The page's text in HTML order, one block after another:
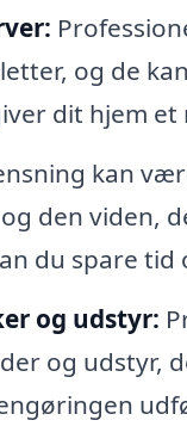
og de
dit hjem
kan
den viden,
du spare
og udstyr:
og udstyr,